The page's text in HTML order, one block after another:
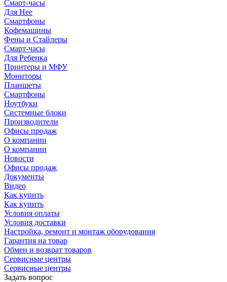
Смарт-часы
Для Нее
Смартфоны
Кофемашины
Фены и Стайлеры
Смарт-часы
Для Ребенка
Принтеры и МФУ
Мониторы
Планшеты
Смартфоны
Ноутбуки
Системные блоки
Производители
Офисы продаж
О компании
О компании
Новости
Офисы продаж
Документы
Видео
Как купить
Как купить
Условия оплаты
Условия доставки
Настройка, ремонт и монтаж оборудования
Гарантия на товар
Обмен и возврат товаров
Сервисные центры
Сервисные центры
Задать вопрос